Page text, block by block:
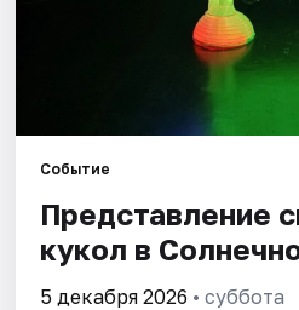
Событие
Представление
кукол в
5 декабря 2026 • суббота